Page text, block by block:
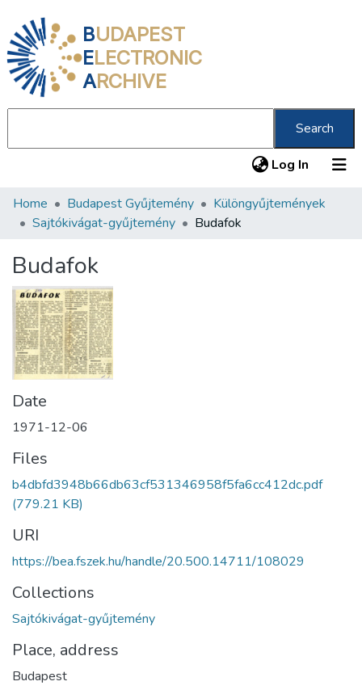
BUDAPEST
ELECTRONIC
ARCHIVE
Search
Log In (current)
Communities & Collections
Statistics
About us
Home Budapest Gyűjtemény
Különgyűjtemények
Sajtókivágat-gyűjtemény
Budafok
Budafok
Date
1971-12-06
Files
b4dbfd3948b66db63cf531346958f5fa6cc412dc.pdf
(779.21 KB)
URI
https://bea.fszek.hu/handle/20.500.14711/108029
Collections
Sajtókivágat-gyűjtemény
Place, address
Budapest